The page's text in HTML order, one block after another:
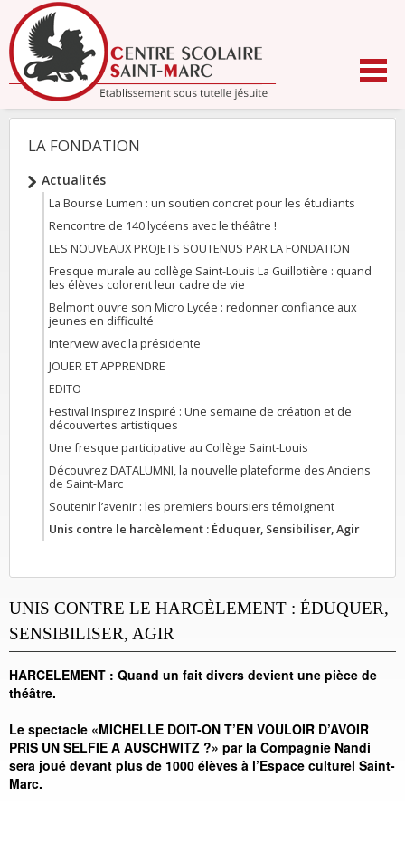
contenu.
|
Aller
à
la
navigation
NAVIGATION
LA FONDATION
Actualités
La Bourse Lumen : un soutien concret pour les étudiants
Rencontre de 140 lycéens avec le théâtre !
LES NOUVEAUX PROJETS SOUTENUS PAR LA FONDATION
Fresque murale au collège Saint-Louis La Guillotière : quand
les élèves colorent leur cadre de vie
Belmont ouvre son Micro Lycée : redonner confiance aux
jeunes en difficulté
Interview avec la présidente
JOUER ET APPRENDRE
EDITO
Festival Inspirez Inspiré : Une semaine de création et de
découvertes artistiques
Une fresque participative au Collège Saint-Louis
Découvrez DATALUMNI, la nouvelle plateforme des Anciens
de Saint-Marc
Soutenir l’avenir : les premiers boursiers témoignent
Unis contre le harcèlement : Éduquer, Sensibiliser, Agir
UNIS CONTRE LE HARCÈLEMENT : ÉDUQUER,
SENSIBILISER, AGIR
HARCELEMENT : Quand un fait divers devient une pièce de
théâtre.
Le spectacle «MICHELLE DOIT-ON T’EN VOULOIR D’AVOIR
PRIS UN SELFIE A AUSCHWITZ ?» par la Compagnie Nandi
sera joué devant plus de 1000 élèves à l’Espace culturel Saint-
Marc.